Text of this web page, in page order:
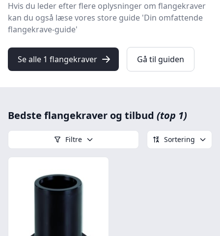
Hvis du leder efter flere oplysninger om flangekraver
kan du også læse vores store guide 'Din omfattende
flangekrave-guide'
Se alle 1 flangekraver Gå til guiden
Bedste flangekraver og tilbud (top 1)
Filtre Sortering